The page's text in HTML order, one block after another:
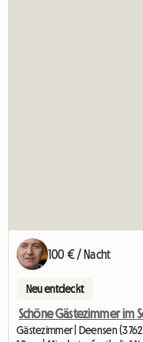
100 € / Nacht
Neu entdeckt
Schöne Gästezimmer im
Gästezimmer | Deensen